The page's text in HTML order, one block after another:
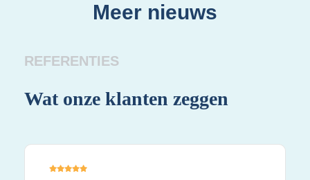
Meer nieuws
REFERENTIES
Wat onze klanten zeggen